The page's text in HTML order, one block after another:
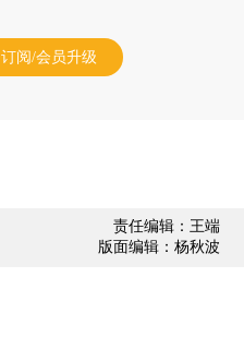
订阅/会员升级
责任编辑：王端
版面编辑：杨秋波